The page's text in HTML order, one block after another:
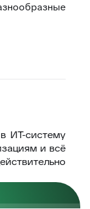
ИТ-систему
и всё